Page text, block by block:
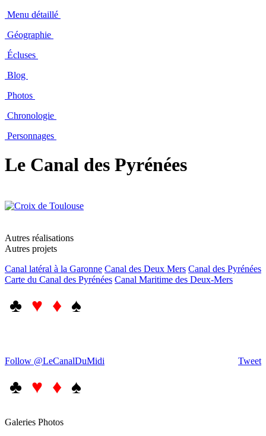
Menu détaillé
Géographie
Écluses
Blog
Photos
Chronologie
Personnages
Le Canal des Pyrénées
Autres réalisations
Autres projets
Canal latéral à la Garonne Canal des Deux Mers Canal des Pyrénées
Carte du Canal des Pyrénées Canal Maritime des Deux-Mers
♣ ♥ ♦ ♠
Tweet
Follow @LeCanalDuMidi
♣ ♥ ♦ ♠
Galeries Photos